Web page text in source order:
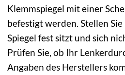
Klemmspiegel mit einer
befestigt werden. Stellen Sie
Spiegel fest sitzt und sich
Prüfen Sie, ob Ihr
Angaben des Herstellers